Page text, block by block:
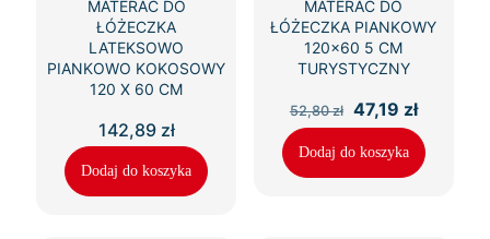
MATERAC DO
ŁÓŻECZKA
LATEKSOWO
PIANKOWO KOKOSOWY
120 X 60 CM
142,89 zł
Dodaj do koszyka
MATERAC DO
ŁÓŻECZKA PIANKOWY
120×60 5 CM
TURYSTYCZNY
52,80zł
Pierwotna
cena
wynosiła:
52,80 zł.
47,19 złAktualna
wynosi:
47,19 zł.
Dodaj do koszyka